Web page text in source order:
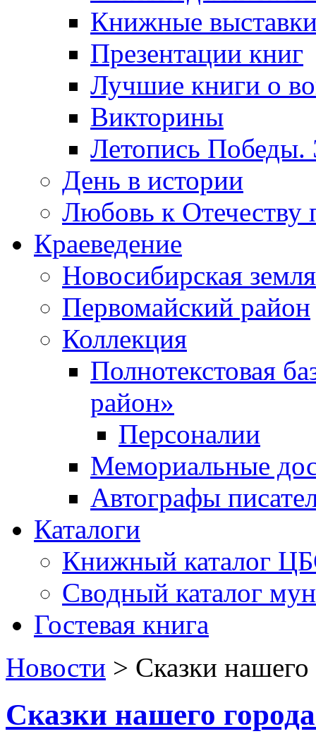
Книжные
Презентации книг
Лучшие книги о
Викторины
Летопись Победы.
День в истории
Любовь к Отечеству
Краеведение
Новосибирская земля
Первомайский район
Коллекция
Полнотекстовая
район»
Персоналии
Мемориальные
Автографы
Каталоги
Книжный каталог
Сводный каталог
Гостевая книга
Новости > Сказки нашего
Сказки нашего